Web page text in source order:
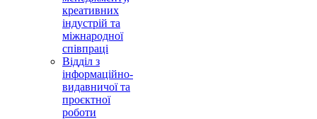
креативних
індустрій та
міжнародної
співпраці
Відділ з
інформаційно-
видавничої та
проєктної
роботи